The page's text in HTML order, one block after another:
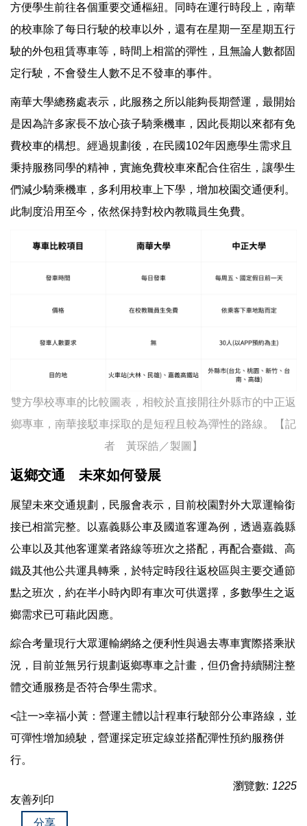
方便學生前往各個重要交通樞紐。同時在運行時段上，南華
的校車除了每日行駛的校車以外，還有在星期一至星期五行
駛的外包租賃專車等，時間上相當的彈性，且無論人數都固
定行駛，不會發生人數不足不發車的事件。
南華大學總務處表示，此服務之所以能夠長期營運，最開始
是因為許多家長不放心孩子騎乘機車，因此長期以來都有免
費校車的構想。經過規劃後，在民國102年因應學生需求且
秉持服務同學的精神，實施免費校車來配合住宿生，讓學生
們減少騎乘機車，多利用校車上下學，增加校園交通便利。
此制度沿用至今，依然保持對校內教職員生免費。
雙方學校專車的比較圖表，相較於直接開往外縣市的中正返
鄉專車，南華接駁車採取的是短程且較為彈性的路線。【記
者 黃琛皓／製圖】
返鄉交通 未來如何發展
展望未來交通規劃，民服會表示，目前校園對外大眾運輸銜
接已相當完整。以嘉義縣公車及國道客運為例，透過嘉義縣
公車以及其他客運業者路線等班次之搭配，再配合臺鐵、高
鐵及其他公共運具轉乘，於特定時段往返校區與主要交通節
點之班次，約在半小時內即有車次可供選擇，多數學生之返
鄉需求已可藉此因應。
綜合考量現行大眾運輸網絡之便利性與過去專車實際搭乘狀
況，目前並無另行規劃返鄉專車之計畫，但仍會持續關注整
體交通服務是否符合學生需求。
<註一>幸福小黃：營運主體以計程車行駛部分公車路線，並
可彈性增加繞駛，營運採定班定線並搭配彈性預約服務併
行。
瀏覽數: 1225
友善列印
分享